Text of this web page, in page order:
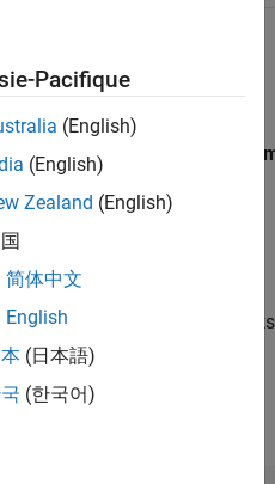
par lieu pour trouver
scalable test
Pacifique
(English)
(English)
Zealand (English)
简体中文
English
(日本語)
(한국어)